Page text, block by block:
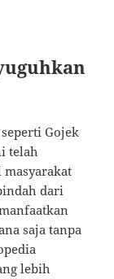
Gojek
telah
dari
saja tanpa
lebih